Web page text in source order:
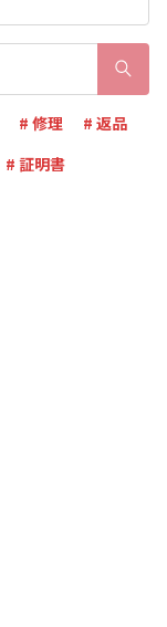
# 修理
# 返品
# 証明書